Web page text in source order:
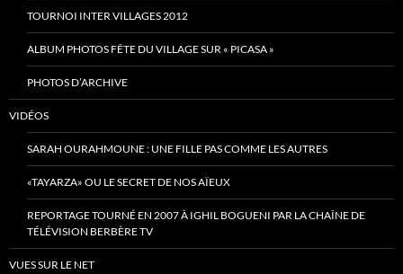
TOURNOI INTER VILLAGES 2012
ALBUM PHOTOS FÊTE DU VILLAGE SUR « PICASA »
PHOTOS D’ARCHIVE
VIDÉOS
SARAH OURAHMOUNE : UNE FILLE PAS COMME LES AUTRES
«TAYARZA» OU LE SECRET DE NOS AÏEUX
REPORTAGE TOURNÉ EN 2007 À IGHIL BOGUENI PAR LA CHAÎNE DE
TÉLÉVISION BERBÈRE TV
VUES SUR LE NET